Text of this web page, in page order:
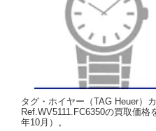
タグ・ホイヤー（TAG Heuer）
Ref.WV5111.FC6350の買取価
年10月）。